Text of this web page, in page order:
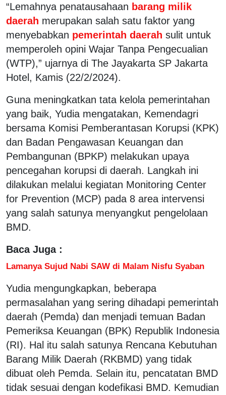
“Lemahnya penatausahaan barang milik
daerah merupakan salah satu faktor yang
menyebabkan pemerintah daerah sulit untuk
memperoleh opini Wajar Tanpa Pengecualian
(WTP),” ujarnya di The Jayakarta SP Jakarta
Hotel, Kamis (22/2/2024).
Guna meningkatkan tata kelola pemerintahan
yang baik, Yudia mengatakan, Kemendagri
bersama Komisi Pemberantasan Korupsi (KPK)
dan Badan Pengawasan Keuangan dan
Pembangunan (BPKP) melakukan upaya
pencegahan korupsi di daerah. Langkah ini
dilakukan melalui kegiatan Monitoring Center
for Prevention (MCP) pada 8 area intervensi
yang salah satunya menyangkut pengelolaan
BMD.
Baca Juga :
Lamanya Sujud Nabi SAW di Malam Nisfu Syaban
Yudia mengungkapkan, beberapa
permasalahan yang sering dihadapi pemerintah
daerah (Pemda) dan menjadi temuan Badan
Pemeriksa Keuangan (BPK) Republik Indonesia
(RI). Hal itu salah satunya Rencana Kebutuhan
Barang Milik Daerah (RKBMD) yang tidak
dibuat oleh Pemda. Selain itu, pencatatan BMD
tidak sesuai dengan kodefikasi BMD. Kemudian